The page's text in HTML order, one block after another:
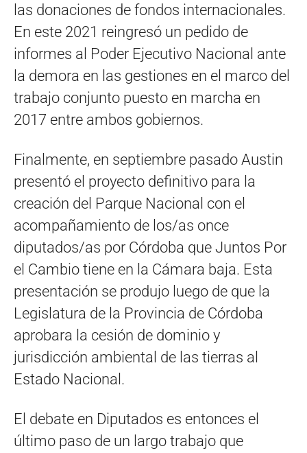
las donaciones de fondos internacionales.
En este 2021 reingresó un pedido de
informes al Poder Ejecutivo Nacional ante
la demora en las gestiones en el marco del
trabajo conjunto puesto en marcha en
2017 entre ambos gobiernos.
Finalmente, en septiembre pasado Austin
presentó el proyecto definitivo para la
creación del Parque Nacional con el
acompañamiento de los/as once
diputados/as por Córdoba que Juntos Por
el Cambio tiene en la Cámara baja. Esta
presentación se produjo luego de que la
Legislatura de la Provincia de Córdoba
aprobara la cesión de dominio y
jurisdicción ambiental de las tierras al
Estado Nacional.
El debate en Diputados es entonces el
último paso de un largo trabajo que